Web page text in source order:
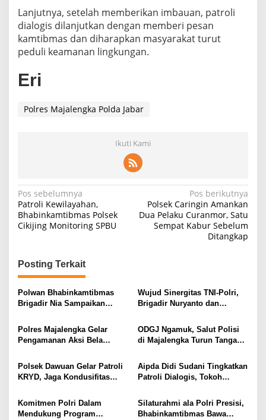
Lanjutnya, setelah memberikan imbauan, patroli
dialogis dilanjutkan dengan memberi pesan
kamtibmas dan diharapkan masyarakat turut
peduli keamanan lingkungan.
Eri
Polres Majalengka Polda Jabar
Ikuti Kami
Navigasi
pos
Pos sebelumnya
Patroli Kewilayahan,
Bhabinkamtibmas Polsek
Cikijing Monitoring SPBU
Pos berikutnya
Polsek Caringin Amankan
Dua Pelaku Curanmor, Satu
Sempat Kabur Sebelum
Ditangkap
Posting Terkait
Polwan Bhabinkamtibmas
Brigadir Nia Sampaikan
Sambangi Perangkat Desa
Jayi
Wujud Sinergitas TNI-Polri,
Brigadir Nuryanto dan
Posyandu di Kelurahan
Babakan Jawa
Polres Majalengka Gelar
Pengamanan Aksi Bela
ODGJ Ngamuk, Salut Polisi
di Majalengka Turun Tangan,
Polsek Dawuan Gelar Patroli
KRYD, Jaga Kondusifitas
Aipda Didi Sudani Tingkatkan
Patroli Dialogis, Tokoh
Apresiasi
Komitmen Polri Dalam
Mendukung Program
Silaturahmi ala Polri Presisi,
Bhabinkamtibmas Bawa